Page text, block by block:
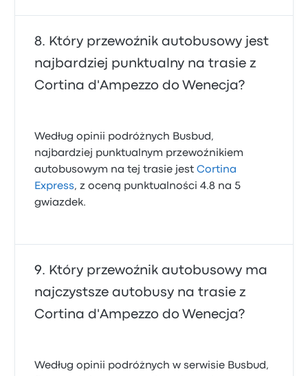
Który przewoźnik autobusowy jest
najbardziej punktualny na trasie z
Cortina d'Ampezzo do Wenecja?
Według opinii podróżnych Busbud,
najbardziej punktualnym przewoźnikiem
autobusowym na tej trasie jestCortina
Express, z oceną punktualności 4.8 na 5
gwiazdek.
Który przewoźnik autobusowy ma
najczystsze autobusy na trasie z
Cortina d'Ampezzo do Wenecja?
Według opinii podróżnych w serwisie Busbud,